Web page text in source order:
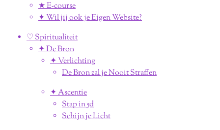
★ E-course
✦ Wil jij ook je Eigen Website?
♡ Spiritualiteit
✦ De Bron
✦ Verlichting
De Bron zal je Nooit Straffen
✦ Ascentie
Stap in 5d
Schijn je Licht